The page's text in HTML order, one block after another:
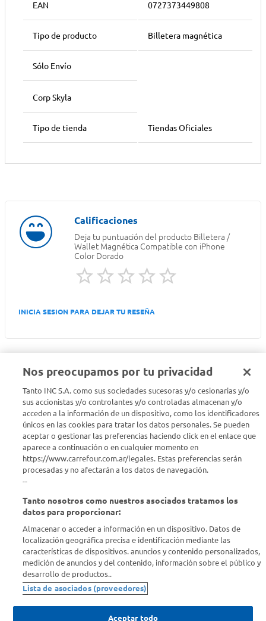
EAN 0727373449808
Tipo de producto Billetera magnética
Sólo Envío
Corp Skyla
Tipo de tienda Tiendas Oficiales
Deja tu puntuación del producto Billetera /
Wallet Magnética Compatible con iPhone
Color Dorado
INICIA SESION PARA DEJAR TU RESEÑA
Seguinos en :
Estamos para ayudarte
¿Tenés una consulta? Comunicate con nosotrosacá
Descubrí Carrefour
Conocenos
Info útil
Comprá Online
Enterate de nuestras ofertas
Nos preocupamos por tu privacidad
Tanto INC S.A. como sus sociedades sucesoras y/o cesionarias y/o
sus accionistas y/o controlantes y/o controladas almacenan y/o
acceden a la información de un dispositivo, como los identificadores
únicos en las cookies para tratar los datos personales. Se pueden
aceptar o gestionar las preferencias haciendo click en el enlace que
aparece a continuación o en cualquier momento en
https://www.carrefour.com.ar/legales. Estas preferencias serán
procesadas y no afectarán a los datos de navegación.
--
Tanto nosotros como nuestros asociados tratamos los
datos para proporcionar:
Almacenar o acceder a información en un dispositivo. Datos de
localización geográfica precisa e identificación mediante las
características de dispositivos. anuncios y contenido personalizados,
medición de anuncios y del contenido, información sobre el público y
desarrollo de productos..
Lista de asociados (proveedores)
Aceptar todo